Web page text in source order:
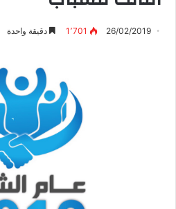
26/02/2019 1٬701 دقيقة واحدة